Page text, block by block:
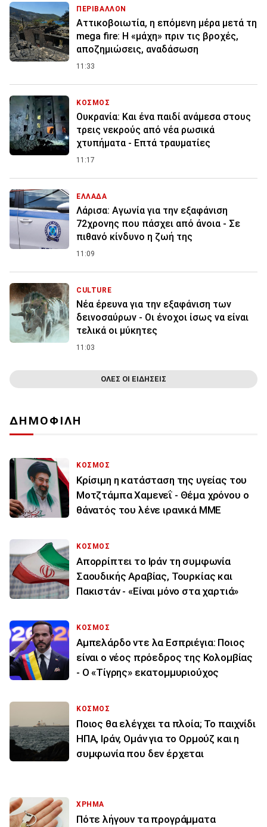
ΠΕΡΙΒΑΛΛΟΝ
Αττικοβοιωτία, η επόμενη μέρα μετά τη
mega fire: Η «μάχη» πριν τις βροχές,
αποζημιώσεις, αναδάσωση
11:33
ΚΟΣΜΟΣ
Ουκρανία: Και ένα παιδί ανάμεσα στους
τρεις νεκρούς από νέα ρωσικά
χτυπήματα - Επτά τραυματίες
11:17
ΕΛΛΑΔΑ
Λάρισα: Αγωνία για την εξαφάνιση
72χρονης που πάσχει από άνοια - Σε
πιθανό κίνδυνο η ζωή της
11:09
CULTURE
Νέα έρευνα για την εξαφάνιση των
δεινοσαύρων - Οι ένοχοι ίσως να είναι
τελικά οι μύκητες
11:03
ΟΛΕΣ ΟΙ ΕΙΔΗΣΕΙΣ
ΔΗΜΟΦΙΛΗ
ΚΟΣΜΟΣ
Κρίσιμη η κατάσταση της υγείας του
Μοτζτάμπα Χαμενεΐ - Θέμα χρόνου ο
θάνατός του λένε ιρανικά ΜΜΕ
ΚΟΣΜΟΣ
Απορρίπτει το Ιράν τη συμφωνία
Σαουδικής Αραβίας, Τουρκίας και
Πακιστάν - «Είναι μόνο στα χαρτιά»
ΚΟΣΜΟΣ
Αμπελάρδο ντε λα Εσπριέγια: Ποιος
είναι ο νέος πρόεδρος της Κολομβίας
- Ο «Τίγρης» εκατομμυριούχος
ΚΟΣΜΟΣ
Ποιος θα ελέγχει τα πλοία; Το παιχνίδι
ΗΠΑ, Ιράν, Ομάν για το Ορμούζ και η
συμφωνία που δεν έρχεται
ΧΡΗΜΑ
Πότε λήγουν τα προγράμματα